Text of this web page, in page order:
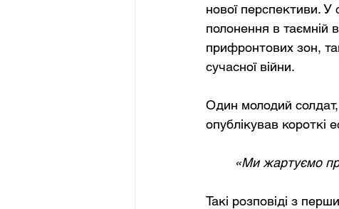
нової перспективи. У
полонення в таємній
прифронтових зон,
сучасної війни.
Один молодий
опублікував короткі
«Ми жартуємо
Такі розповіді з